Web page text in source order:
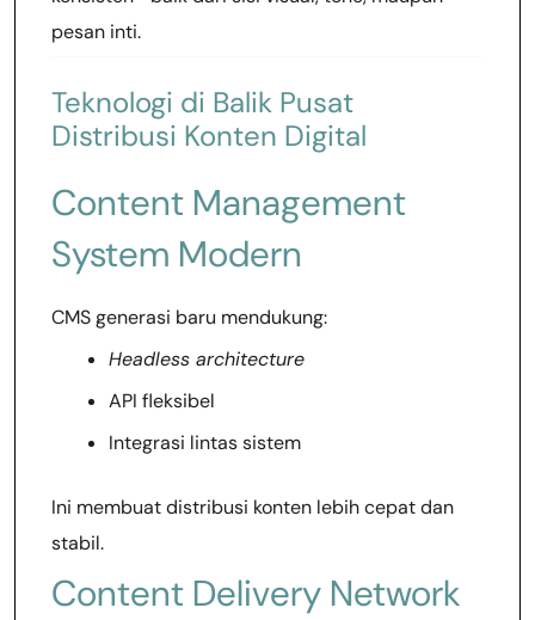
pesan inti.
Teknologi di Balik Pusat
Distribusi Konten Digital
Content Management
System Modern
CMS generasi baru mendukung:
Headless architecture
API fleksibel
Integrasi lintas sistem
Ini membuat distribusi konten lebih cepat dan
stabil.
Content Delivery Network